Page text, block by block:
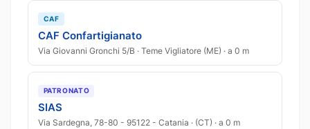
CAF
CAF Confartigianato
Via Giovanni Gronchi 5/B · Teme Vigliatore (ME) · a 0 m
PATRONATO
SIAS
Via Sardegna, 78-80 - 95122 - Catania · (CT) · a 0 m